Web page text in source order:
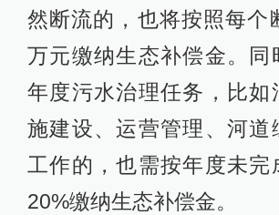
然断流的，也将按照每个
万元缴纳生态补偿金。同
年度污水治理任务，比如
施建设、运营管理、河道
工作的，也需按年度未完
20%缴纳生态补偿金。